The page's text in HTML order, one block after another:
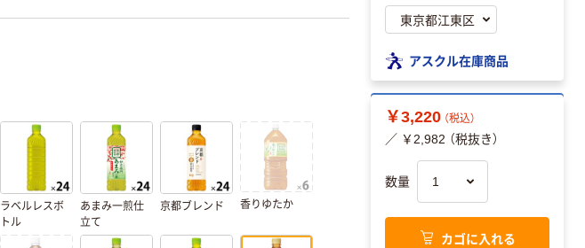
ラベルレスボ
トル
あまみ一煎仕
立て
京都ブレンド 香りゆたか
アスクル在庫商品
￥3,220 （税込）
／ ￥2,982 （税抜き）
数量
カゴに入れる